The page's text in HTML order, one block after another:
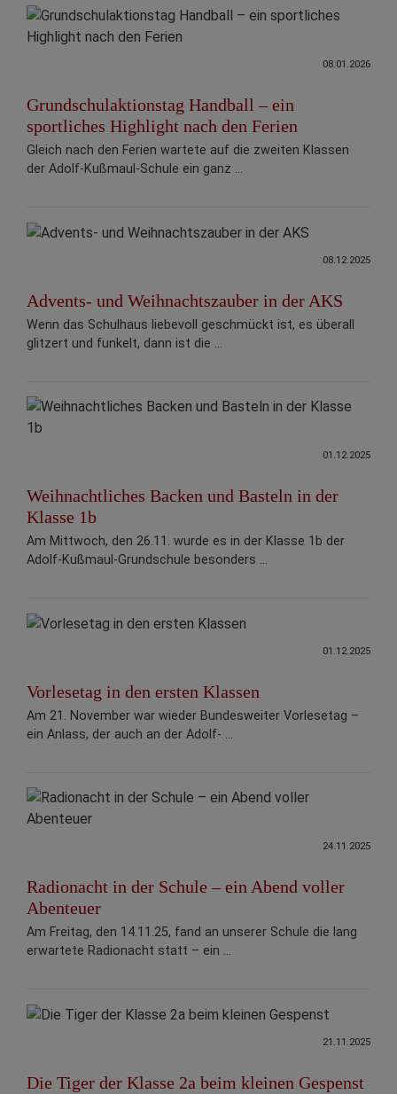
08.01.2026
Grundschulaktionstag Handball – ein
sportliches Highlight nach den Ferien
Gleich nach den Ferien wartete auf die zweiten Klassen
der Adolf-Kußmaul-Schule ein ganz ...
08.12.2025
Advents- und Weihnachtszauber in der AKS
Wenn das Schulhaus liebevoll geschmückt ist, es überall
glitzert und funkelt, dann ist die ...
01.12.2025
Weihnachtliches Backen und Basteln in der
Klasse 1b
Am Mittwoch, den 26.11. wurde es in der Klasse 1b der
Adolf-Kußmaul-Grundschule besonders ...
01.12.2025
Vorlesetag in den ersten Klassen
Am 21. November war wieder Bundesweiter Vorlesetag –
ein Anlass, der auch an der Adolf- ...
24.11.2025
Radionacht in der Schule – ein Abend voller
Abenteuer
Am Freitag, den 14.11.25, fand an unserer Schule die lang
erwartete Radionacht statt – ein ...
21.11.2025
Die Tiger der Klasse 2a beim kleinen Gespenst